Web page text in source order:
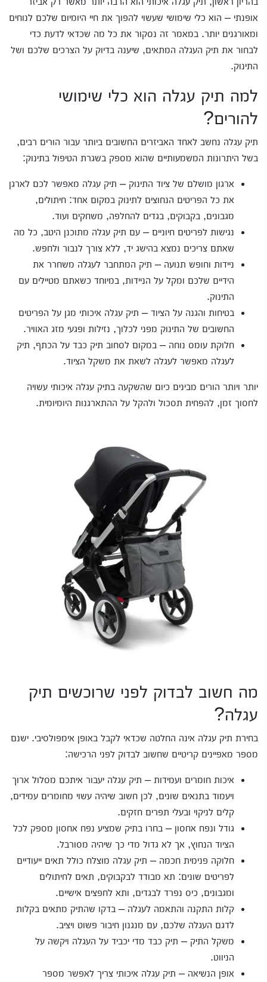
אופנתי – הוא כלי שימושי שעשוי להפוך את חיי היומיום שלכם לנוחים
ומאורגנים יותר. במאמר זה נסקור את כל מה שכדאי לדעת כדי
לבחור את תיק העגלה המתאים, שיענה בדיוק על הצרכים שלכם ושל
התינוק.
למה תיק עגלה הוא כלי שימושי
להורים?
תיק עגלה נחשב לאחד האביזרים החשובים ביותר עבור הורים רבים,
בשל היתרונות המשמעותיים שהוא מספק בשגרת הטיפול בתינוק:
ארגון מושלם של ציוד התינוק – תיק עגלה מאפשר לכם לארגן
את כל הפריטים הנחוצים לתינוק במקום אחד: חיתולים,
מגבונים, בקבוקים, בגדים להחלפה, משחקים ועוד.
נגישות לפריטים חיוניים – עם תיק עגלה מתוכנן היטב, כל מה
שאתם צריכים נמצא בהישג יד, ללא צורך לנבור ולחפש.
ניידות וחופש תנועה – תיק המתחבר לעגלה משחרר את
הידיים שלכם ומקל על הניידות, במיוחד כשאתם מטיילים עם
התינוק.
בטיחות והגנה על הציוד – תיק עגלה איכותי מגן על הפריטים
החשובים של התינוק מפני לכלוך, נזילות ופגעי מזג האוויר.
חלוקת עומס נוחה – במקום לסחוב תיק כבד על הכתף, תיק
לעגלה מאפשר לעגלה לשאת את משקל הציוד.
יותר ויותר הורים מבינים כיום שהשקעה בתיק עגלה איכותי עשויה
לחסוך זמן, להפחית תסכול ולהקל על ההתארגנות היומיומית.
מה חשוב לבדוק לפני שרוכשים תיק
עגלה?
בחירת תיק עגלה אינה החלטה שכדאי לקבל באופן אימפולסיבי. ישנם
מספר מאפיינים קריטיים שחשוב לבדוק לפני הרכישה:
איכות חומרים ועמידות – תיק עגלה יעבור איתכם מסלול ארוך
ויעמוד בתנאים שונים, לכן חשוב שיהיה עשוי מחומרים עמידים,
קלים לניקוי ובעלי תפרים חזקים.
גודל ונפח אחסון – בחרו בתיק שמציע נפח אחסון מספק לכל
הציוד הנחוץ, אך לא גדול מדי כך שיהיה מסורבל.
חלוקה פנימית חכמה – תיק עגלה מוצלח כולל תאים ייעודיים
לפריטים שונים: תא מבודד לבקבוקים, תאים לחיתולים
ומגבונים, כיס נפרד לבגדים, ותא לחפצים אישיים.
קלות התקנה והתאמה לעגלה – בדקו שהתיק מתאים בקלות
לדגם העגלה שלכם, עם מנגנון חיבור פשוט ויציב.
משקל התיק – תיק כבד מדי יכביד על העגלה ויקשה על
הניווט.
אופן הנשיאה – תיק עגלה איכותי צריך לאפשר מספר